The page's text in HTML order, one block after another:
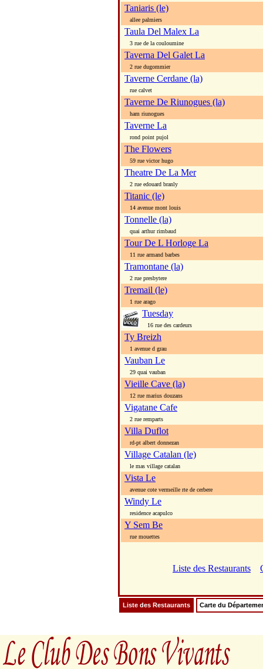
Taniaris (le)
allee palmiers
Taula Del Malex La
3 rue de la couloumine
Taverna Del Galet La
2 rue dugommier
Taverne Cerdane (la)
rue calvet
Taverne De Riunogues (la)
ham riunogues
Taverne La
rond point pujol
The Flowers
59 rue victor hugo
Theatre De La Mer
2 rue edouard branly
Titanic (le)
14 avenue mont louis
Tonnelle (la)
quai arthur rimbaud
Tour De L Horloge La
11 rue armand barbes
Tramontane (la)
2 rue presbytere
Tremail (le)
1 rue arago
Tuesday
16 rue des cardeurs
Ty Breizh
1 avenue d grau
Vauban Le
29 quai vauban
Vieille Cave (la)
12 rue marius douzans
Vigatane Cafe
2 rue remparts
Villa Duflot
rd-pt albert donnezan
Village Catalan (le)
le mas village catalan
Vista Le
avenue cote vermeille rte de cerbere
Windy Le
residence acapulco
Y Sem Be
rue mouettes
Liste des Restaurants
Liste des Restaurants Carte du